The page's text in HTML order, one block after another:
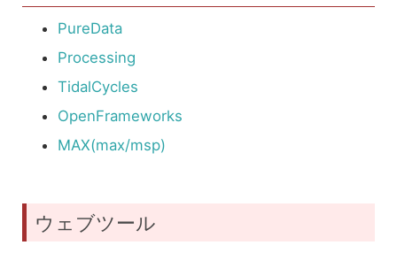
PureData
Processing
TidalCycles
OpenFrameworks
MAX(max/msp)
ウェブツール